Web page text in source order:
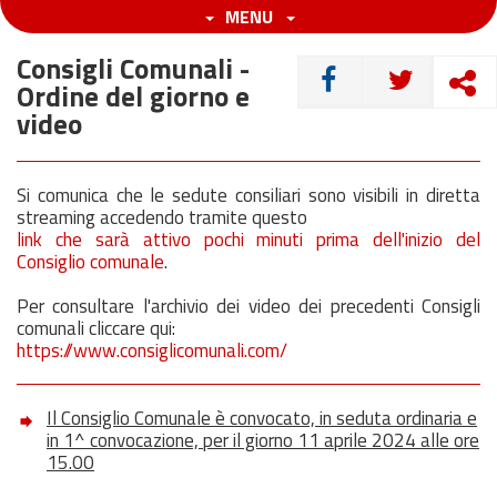
MENU
CONDIVIDI
Consigli Comunali -
Ordine del giorno e
video
Si comunica che le sedute consiliari sono visibili in diretta
streaming accedendo tramite questo
link che sarà attivo pochi minuti prima dell'inizio del
Consiglio comunale.
Per consultare l'archivio dei video dei precedenti Consigli
comunali cliccare qui:
https://www.consiglicomunali.com/
Il Consiglio Comunale è convocato, in seduta ordinaria e
in 1^ convocazione, per il giorno 11 aprile 2024 alle ore
15.00